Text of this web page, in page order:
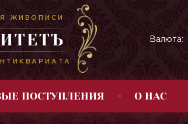
ЖИВОПИСИ
Валюта:
ПОСТУПЛЕНИЯ О НАС